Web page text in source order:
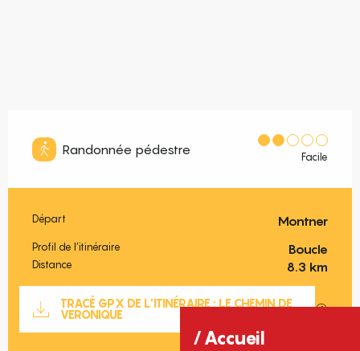
Accueil
Randonnée pédestre Facile
Informations pratiques
Départ Montner
Profil de l’itinéraire Boucle
Distance 8.3 km
Documentation
TRACÉ GPX DE L'ITINÉRAIRE : LE CHEMIN DE
VERONIQUE